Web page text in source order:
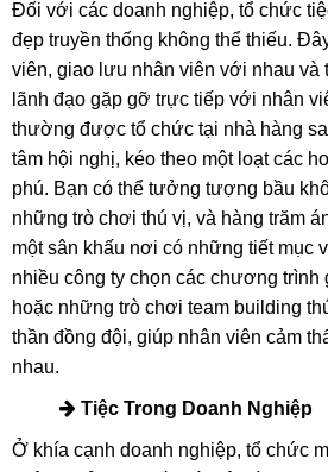
Các Loại Hình Tiệc Cuối
Đối với các doanh nghiệp, tổ chức
đẹp truyền thống không thể thiếu.
viên, giao lưu nhân viên với nhau và
thường được tổ chức tại nhà hàng
tâm hội nghị, kéo theo một loạt các